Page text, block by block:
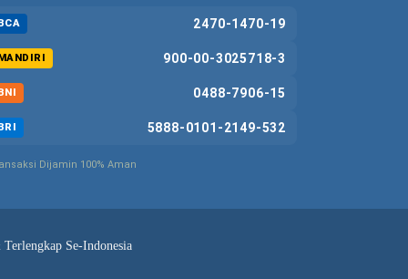
2470-1470-19
900-00-3025718-3
0488-7906-15
5888-0101-2149-532
Dijamin 100% Aman
Se-Indonesia